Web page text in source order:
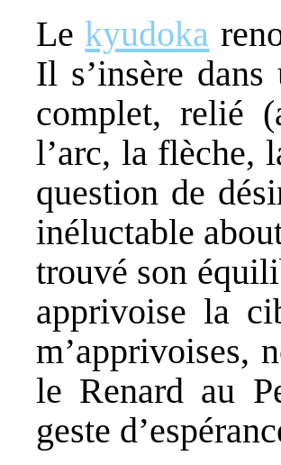
Lekyudoka
Il s’insère
complet, relié
l’arc, la flèche,
question de
inéluctable
trouvé son
apprivoise la
m’apprivoises,
le Renard au
geste